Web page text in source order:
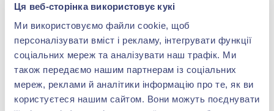
Ця веб-сторінка використовує кукі
Ми використовуємо файли cookie, щоб
персоналізувати вміст і рекламу, інтегрувати функції
соціальних мереж та аналізувати наш трафік. Ми
також передаємо нашим партнерам із соціальних
мереж, реклами й аналітики інформацію про те, як ви
користуєтеся нашим сайтом. Вони можуть поєднувати
отримував повагу оточуючих.
Нерішучі та скромні люди мали носити цей
камінь, щоб стати більш врівноваженими та
повірити у свої сили. Онікс допомагає
впоратися зі своїми страхами і стати
цілеспрямованішим у діях та вчинках. Він